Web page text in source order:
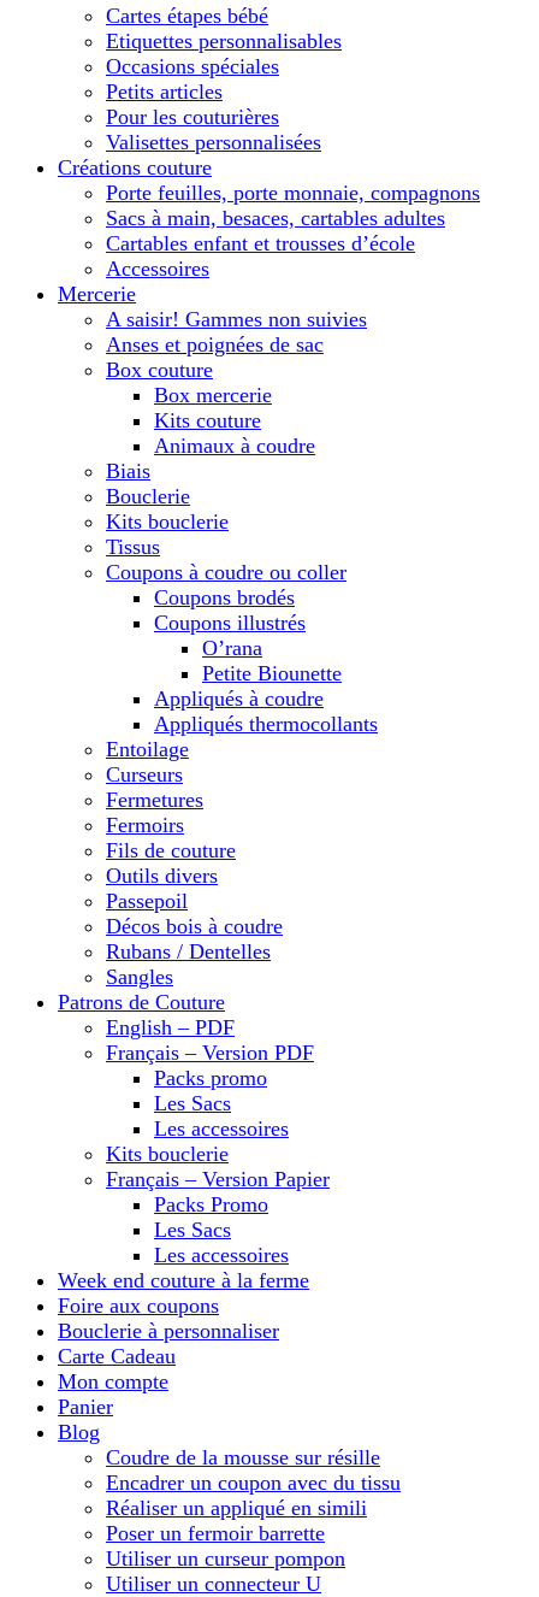
Cartes étapes bébé
Etiquettes personnalisables
Occasions spéciales
Petits articles
Pour les couturières
Valisettes personnalisées
Créations couture
Porte feuilles, porte monnaie, compagnons
Sacs à main, besaces, cartables adultes
Cartables enfant et trousses d’école
Accessoires
Mercerie
A saisir! Gammes non suivies
Anses et poignées de sac
Box couture
Box mercerie
Kits couture
Animaux à coudre
Biais
Bouclerie
Kits bouclerie
Tissus
Coupons à coudre ou coller
Coupons brodés
Coupons illustrés
O’rana
Petite Biounette
Appliqués à coudre
Appliqués thermocollants
Entoilage
Curseurs
Fermetures
Fermoirs
Fils de couture
Outils divers
Passepoil
Décos bois à coudre
Rubans / Dentelles
Sangles
Patrons de Couture
English – PDF
Français – Version PDF
Packs promo
Les Sacs
Les accessoires
Kits bouclerie
Français – Version Papier
Packs Promo
Les Sacs
Les accessoires
Week end couture à la ferme
Foire aux coupons
Bouclerie à personnaliser
Carte Cadeau
Mon compte
Panier
Blog
Coudre de la mousse sur résille
Encadrer un coupon avec du tissu
Réaliser un appliqué en simili
Poser un fermoir barrette
Utiliser un curseur pompon
Utiliser un connecteur U